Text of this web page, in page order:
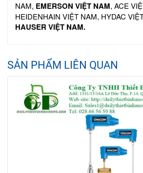
NAM, EMERSON VIỆT NAM, ACE
HEIDENHAIN VIỆT NAM, HYDAC
HAUSER VIỆT NAM.
SẢN PHẨM LIÊN QUAN